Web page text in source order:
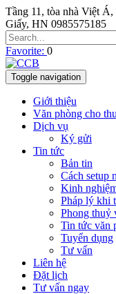
Tầng 11, tòa nhà Việt
Giấy, HN 0985575185
Favorite: 0
Toggle navigation
Giới thiệu
Văn phòng cho
Dịch vụ
Ký gửi
Tin tức
Bản tin
Cách setup
Kinh
Pháp lý khi
Phong thuỷ
Tin tức văn
Tuyển dụng
Tư vấn
Liên hệ
Đặt lịch
Tư vấn ngay